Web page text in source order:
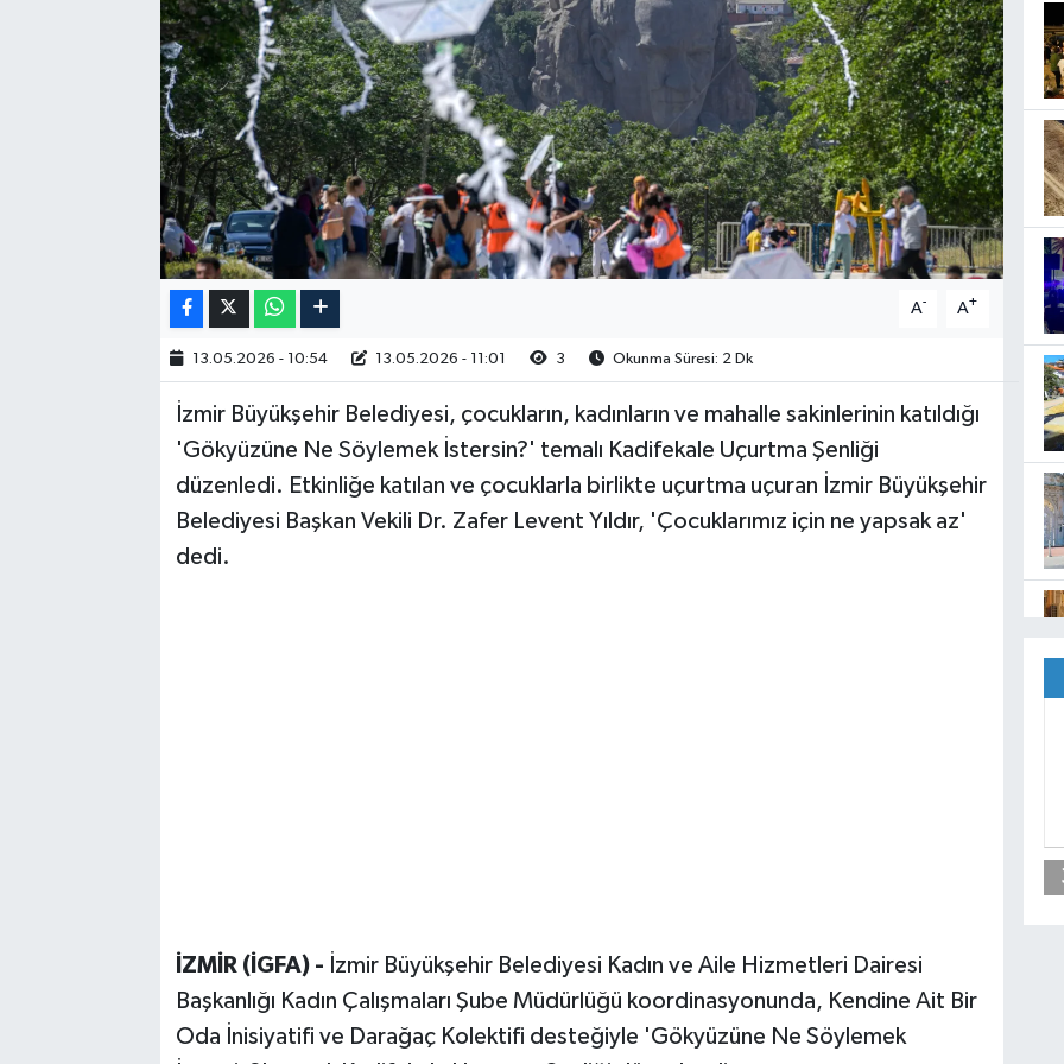
A- A+
13.05.2026 - 10:54 13.05.2026 - 11:01 3 Okunma Süresi: 2 Dk
İzmir Büyükşehir Belediyesi, çocukların, kadınların ve mahalle sakinlerinin katıldığı
'Gökyüzüne Ne Söylemek İstersin?' temalı Kadifekale Uçurtma Şenliği
düzenledi. Etkinliğe katılan ve çocuklarla birlikte uçurtma uçuran İzmir Büyükşehir
Belediyesi Başkan Vekili Dr. Zafer Levent Yıldır, 'Çocuklarımız için ne yapsak az'
dedi.
İZMİR (İGFA) - İzmir Büyükşehir Belediyesi Kadın ve Aile Hizmetleri Dairesi
Başkanlığı Kadın Çalışmaları Şube Müdürlüğü koordinasyonunda, Kendine Ait Bir
Oda İnisiyatifi ve Darağaç Kolektifi desteğiyle 'Gökyüzüne Ne Söylemek
RESMİ İLAN